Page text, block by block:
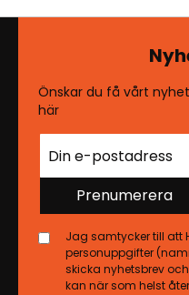
Önskar du få vårt
här
Prenumerera
Jag samtycker till att
personuppgifter
skicka nyhetsbrev
kan när som helst